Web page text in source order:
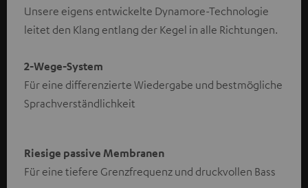
Unsere eigens entwickelte Dynamore-Technologie
leitet den Klang entlang der Kegel in alle Richtungen.
2-Wege-System
Für eine differenzierte Wiedergabe und bestmögliche
Sprachverständlichkeit
Riesige passive Membranen
Für eine tiefere Grenzfrequenz und druckvollen Bass